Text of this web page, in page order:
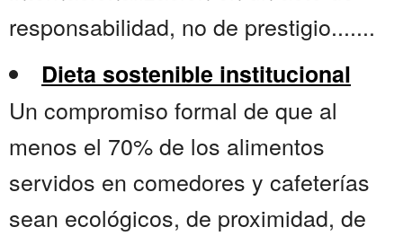
responsabilidad, no de prestigio.......
Dieta sostenible institucional
Un compromiso formal de que al
menos el 70% de los alimentos
servidos en comedores y cafeterías
sean ecológicos, de proximidad, de